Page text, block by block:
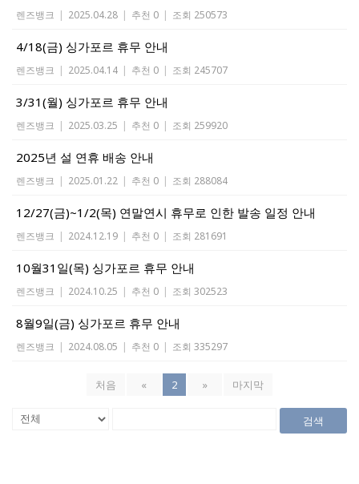
렌즈뱅크 | 2025.04.28 | 추천 0 | 조회 250573
4/18(금) 싱가포르 휴무 안내
렌즈뱅크 | 2025.04.14 | 추천 0 | 조회 245707
3/31(월) 싱가포르 휴무 안내
렌즈뱅크 | 2025.03.25 | 추천 0 | 조회 259920
2025년 설 연휴 배송 안내
렌즈뱅크 | 2025.01.22 | 추천 0 | 조회 288084
12/27(금)~1/2(목) 연말연시 휴무로 인한 발송 일정 안내
렌즈뱅크 | 2024.12.19 | 추천 0 | 조회 281691
10월31일(목) 싱가포르 휴무 안내
렌즈뱅크 | 2024.10.25 | 추천 0 | 조회 302523
8월9일(금) 싱가포르 휴무 안내
렌즈뱅크 | 2024.08.05 | 추천 0 | 조회 335297
처음 « 2 » 마지막
검색